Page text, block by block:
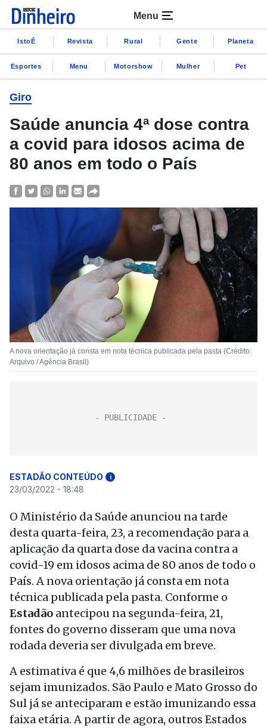
Menu
IstoÉ Revista Rural Gente Planeta
Esportes Menu Motorshow Mulher Pet
Giro
Saúde anuncia 4ª dose contra
a covid para idosos acima de
80 anos em todo o País
A nova orientação já consta em nota técnica publicada pela pasta (Crédito:
Arquivo / Agência Brasil)
ESTADÃO CONTEÚDO i
23/03/2022 - 18:48
O Ministério da Saúde anunciou na tarde
desta quarta-feira, 23, a recomendação para a
aplicação da quarta dose da vacina contra a
covid-19 em idosos acima de 80 anos de todo o
País. A nova orientação já consta em nota
técnica publicada pela pasta. Conforme o
Estadão antecipou na segunda-feira, 21,
fontes do governo disseram que uma nova
rodada deveria ser divulgada em breve.
A estimativa é que 4,6 milhões de brasileiros
sejam imunizados. São Paulo e Mato Grosso do
Sul já se anteciparam e estão imunizando essa
faixa etária. A partir de agora, outros Estados